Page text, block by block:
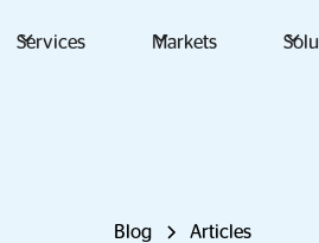
Services Markets
Blog Articles